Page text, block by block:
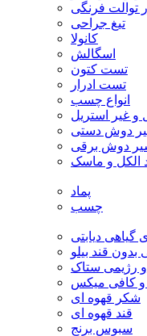
توالت فرنگی
تیغ جراحی
کانولا
اسگالش
تست کتون
تست ادرار
انواع چسب
و غیر استریل
دوش دستی
دوش برقی
الکل و ماسک
پماد
چسب
گیاهی دیابتی
قند بیلو
رژیمی ستاک
و کافی میکس
شکر قهوه ای
قند قهوه ای
سبوس برنج